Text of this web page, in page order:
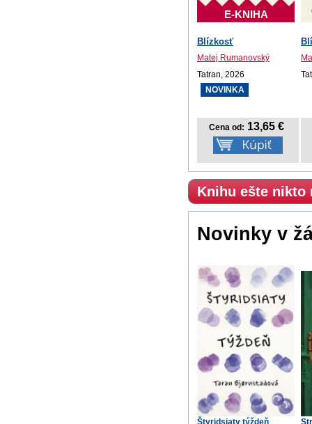
E-KNIHA
Blízkosť
Matej Rumanovský
Tatran, 2026
NOVINKA
Cena od: 13,65 €
Knihu ešte nikto
Novinky v
Štyridsiaty týždeň